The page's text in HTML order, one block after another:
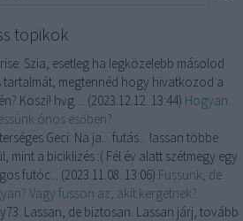
topikok
Szia, esetleg ha legközelebb másolod
tartalmát, megtennéd hogy hivatkozod a
Köszi! hvg.... (2023.12.12. 13:44) Hogyan
ónos esőben?
Geci: Na ja... futás... lassan többe
mint a biciklizés :( Fél év alatt szétmegy egy
futóc... (2023.11.08. 13:06) Fussunk, de
Vagy fusson az, akit kergetnek?
Lassan, de biztosan. Lassan járj, tovább